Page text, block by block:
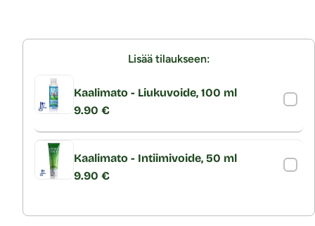
Lisää tilaukseen:
Kaalimato - Liukuvoide, 100 ml
9.90 €
Kaalimato - Intiimivoide, 50 ml
9.90 €